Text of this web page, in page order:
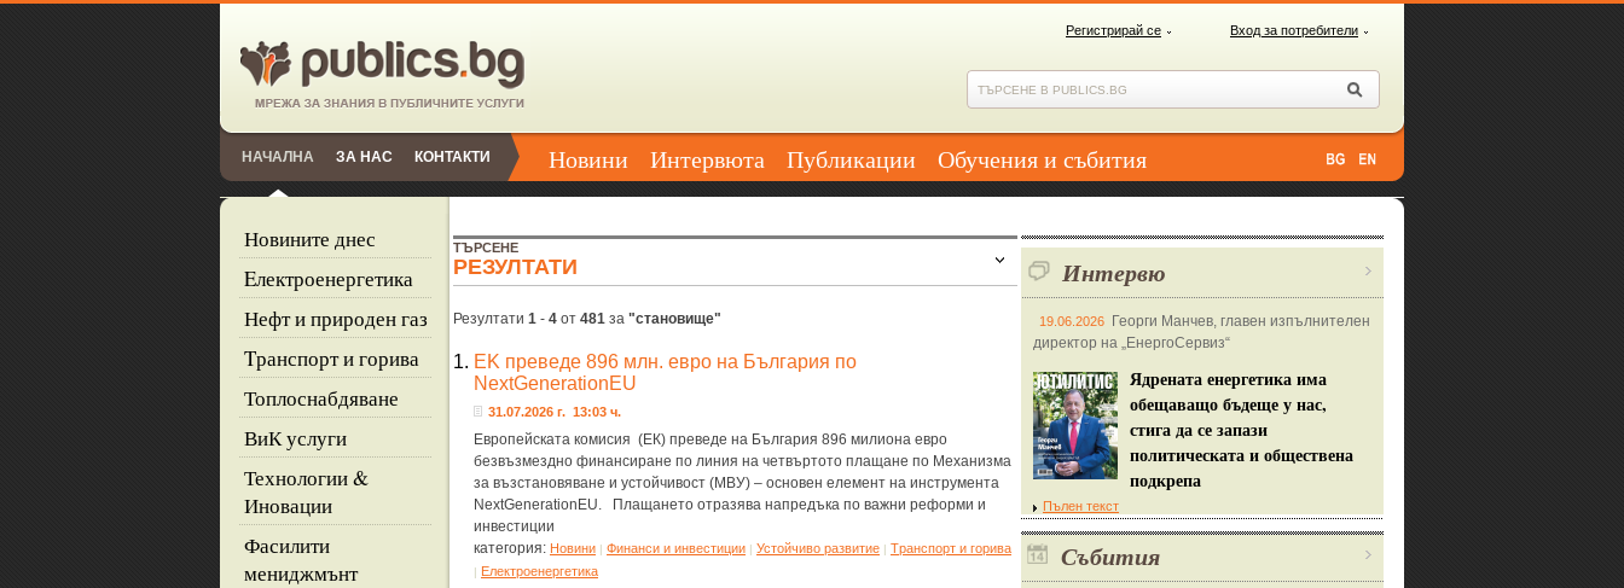
Регистрирай се Вход за потребители
НАЧАЛНА ЗА НАС КОНТАКТИ Новини Интервюта Публикации Обучения и събития
Новините днес
Eлектроенергетика
Нефт и природен газ
Tранспорт и горива
Топлоснабдяване
ВиК услуги
Технологии &
Иновации
Фасилити
мениджмънт
ТЪРСЕНЕ
РЕЗУЛТАТИ
Резултати 1 - 4 от 481 за "становище"
1. EK преведе 896 млн. евро на България по
NextGenerationEU
31.07.2026 г. 13:03 ч.
Европейската комисия (ЕК) преведе на България 896 милиона евро
безвъзмездно финансиране по линия на четвъртото плащане по Механизма
за възстановяване и устойчивост (МВУ) – основен елемент на инструмента
NextGenerationEU. Плащането отразява напредъка по важни реформи и
инвестиции
категория: Новини | Финанси и инвестиции | Устойчиво развитие | Tранспорт и горива
| Eлектроенергетика
Интервю
19.06.2026 Георги Манчев, главен изпълнителен
директор на „ЕнергоСервиз“
Ядрената енергетика има
обещаващо бъдеще у нас,
стига да се запази
политическата и обществена
подкрепа
Пълен текст
Събития